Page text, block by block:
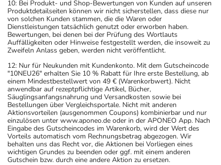
10: Bei Produkt- und Shop-Bewertungen von Kunden auf unseren
Produktdetailseiten können wir nicht sicherstellen, dass diese nur
von solchen Kunden stammen, die die Waren oder
Dienstleistungen tatsächlich genutzt oder erworben haben.
Bewertungen, bei denen bei der Prüfung des Wortlauts
Auffälligkeiten oder Hinweise festgestellt werden, die insoweit zu
Zweifeln Anlass geben, werden nicht veröffentlicht.
12: Nur für Neukunden mit Kundenkonto. Mit dem Gutscheincode
"10NEU26" erhalten Sie 10 % Rabatt für Ihre erste Bestellung, ab
einem Mindestbestellwert von 49 € (Warenkorbwert). Nicht
anwendbar auf rezeptpflichtige Artikel, Bücher,
Säuglingsanfangsnahrung und Versandkosten sowie bei
Bestellungen über Vergleichsportale. Nicht mit anderen
Aktionsvorteilen (ausgenommen Coupons) kombinierbar und nur
einzulösen unter www.aponeo.de oder in der APONEO App. Nach
Eingabe des Gutscheincodes im Warenkorb, wird der Wert des
Vorteils automatisch vom Rechnungsbetrag abgezogen. Wir
behalten uns das Recht vor, die Aktionen bei Vorliegen eines
wichtigen Grundes zu beenden oder ggf. mit einem anderen
Gutschein bzw. durch eine andere Aktion zu ersetzen.